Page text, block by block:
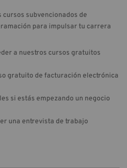
cursos subvencionados de
para impulsar tu carrera
a nuestros cursos gratuitos
gratuito de facturación electrónica
si estás empezando un negocio
una entrevista de trabajo